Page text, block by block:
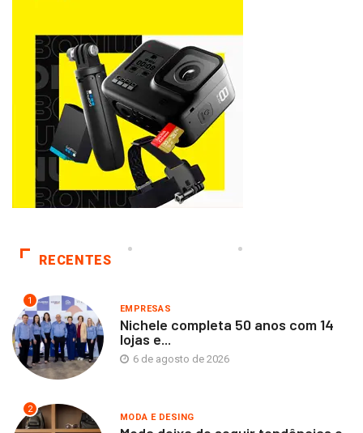
RECENTES
1
EMPRESAS
Nichele completa 50 anos com 14
lojas e...
6 de agosto de 2026
2
MODA E DESING